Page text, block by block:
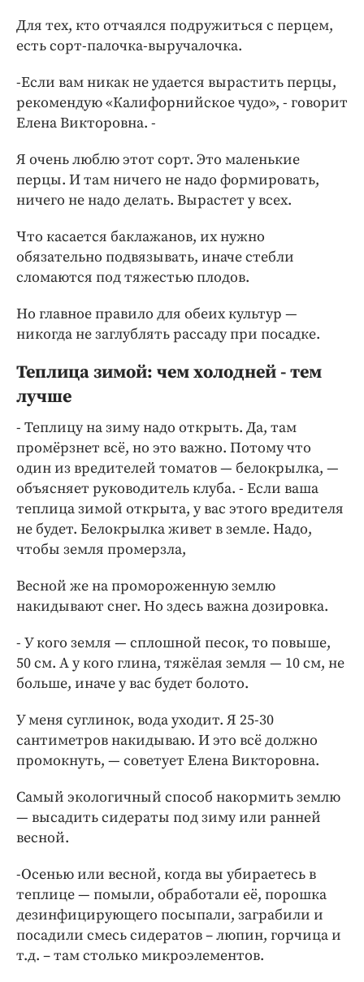
Для тех, кто отчаялся подружиться с перцем,
есть сорт-палочка-выручалочка.
-Если вам никак не удается вырастить перцы,
рекомендую «Калифорнийское чудо», - говорит
Елена Викторовна. -
Я очень люблю этот сорт. Это маленькие
перцы. И там ничего не надо формировать,
ничего не надо делать. Вырастет у всех.
Что касается баклажанов, их нужно
обязательно подвязывать, иначе стебли
сломаются под тяжестью плодов.
Но главное правило для обеих культур —
никогда не заглублять рассаду при посадке.
Теплица зимой: чем холодней - тем
лучше
- Теплицу на зиму надо открыть. Да, там
промёрзнет всё, но это важно. Потому что
один из вредителей томатов — белокрылка, —
объясняет руководитель клуба. - Если ваша
теплица зимой открыта, у вас этого вредителя
не будет. Белокрылка живет в земле. Надо,
чтобы земля промерзла,
Весной же на промороженную землю
накидывают снег. Но здесь важна дозировка.
- У кого земля — сплошной песок, то повыше,
50 см. А у кого глина, тяжёлая земля — 10 см, не
больше, иначе у вас будет болото.
У меня суглинок, вода уходит. Я 25-30
сантиметров накидываю. И это всё должно
промокнуть, — советует Елена Викторовна.
Самый экологичный способ накормить землю
— высадить сидераты под зиму или ранней
весной.
-Осенью или весной, когда вы убираетесь в
теплице — помыли, обработали её, порошка
дезинфицирующего посыпали, заграбили и
посадили смесь сидератов – люпин, горчица и
т.д. – там столько микроэлементов.